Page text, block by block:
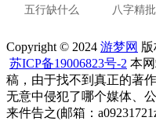
五行缺什么 八字精批
Copyright © 2024 游梦网
苏ICP备19006823号-2 本
稿，由于找不到真正的著
无意中侵犯了哪个媒体、
来件告之(邮箱：